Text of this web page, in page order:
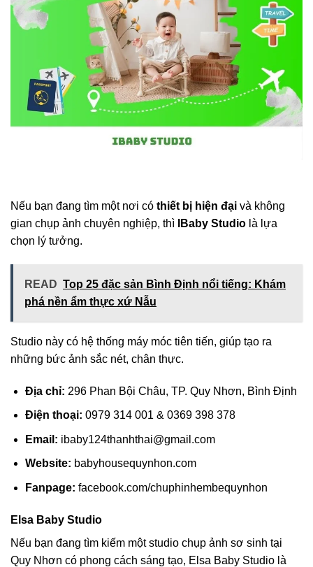
Nếu bạn đang tìm một nơi có thiết bị hiện đại và không
gian chụp ảnh chuyên nghiệp, thì
IBaby Studio là lựa
chọn lý tưởng.
READ Top 25 đặc sản Bình Định nổi tiếng: Khám
phá nền ẩm thực xứ Nẫu
Studio này có hệ thống máy móc tiên tiến, giúp tạo ra
những bức ảnh sắc nét, chân thực.
Địa chỉ: 296 Phan Bội Châu, TP. Quy Nhơn, Bình Định
Điện thoại: 0979 314 001 & 0369 398 378
Email: ibaby124thanhthai@gmail.com
Website: babyhousequynhon.com
Fanpage: facebook.com/chuphinhembequynhon
Elsa Baby Studio
Nếu bạn đang tìm kiếm một studio chụp ảnh sơ sinh tại
Quy Nhơn có phong cách sáng tạo, Elsa Baby Studio là